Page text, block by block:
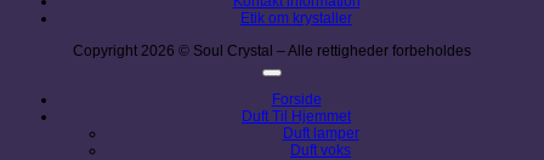
Etik om krystaller
Copyright 2026 © Soul Crystal – Alle rettigheder forbeholdes
Forside
Duft Til Hjemmet
Duft lamper
Duft voks